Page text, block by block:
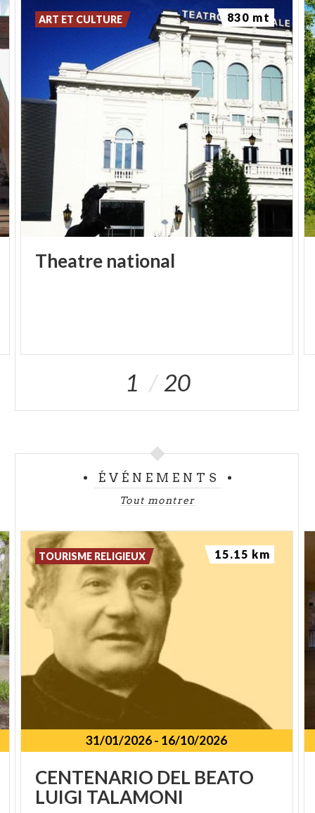
Theatre national
ART ET CULTURE 830 mt
1 20
ÉVÉNEMENTS
Tout montrer
31/01/2026- 16/10/2026
CENTENARIO DEL BEATO
LUIGI TALAMONI
TOURISME RELIGIEUX 15.15 km